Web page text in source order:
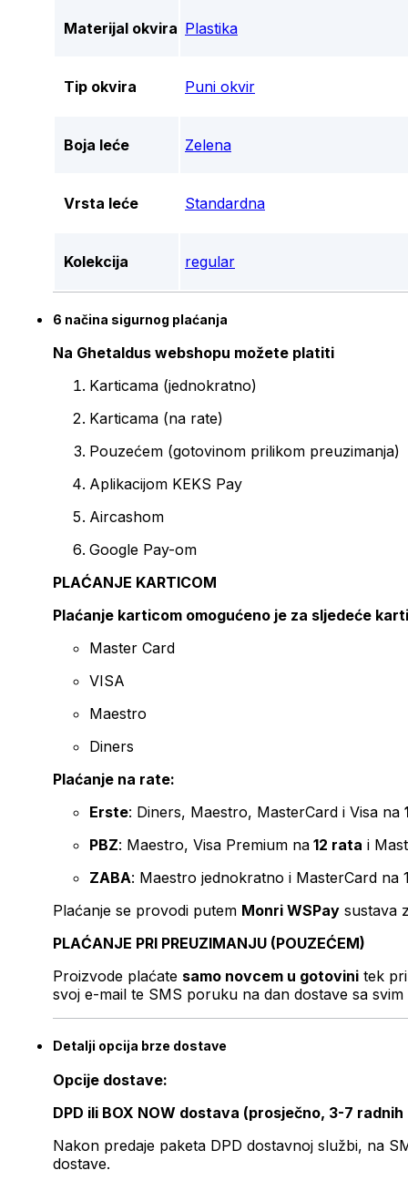
Materijal okvira Plastika
Tip okvira Puni okvir
Boja leće Zelena
Vrsta leće Standardna
Kolekcija regular
6 načina sigurnog plaćanja
Na Ghetaldus webshopu možete platiti
Karticama (jednokratno)
Karticama (na rate)
Pouzećem (gotovinom prilikom preuzimanja)
Aplikacijom KEKS Pay
Aircashom
Google Pay-om
PLAĆANJE KARTICOM
Plaćanje karticom omogućeno je za sljedeće
Master Card
VISA
Maestro
Diners
Plaćanje na rate:
Erste: Diners, Maestro, MasterCard i Visa na
PBZ: Maestro, Visa Premium na 12 rata i
ZABA: Maestro jednokratno i MasterCard na
Plaćanje se provodi putem Monri WSPay sustava
PLAĆANJE PRI PREUZIMANJU (POUZEĆEM)
Proizvode plaćate samo novcem u gotovini tek
svoj e-mail te SMS poruku na dan dostave sa svim
Detalji opcija brze dostave
Opcije dostave:
DPD ili BOX NOW dostava (prosječno, 3-7 radnih
Nakon predaje paketa DPD dostavnoj službi, na
dostave.